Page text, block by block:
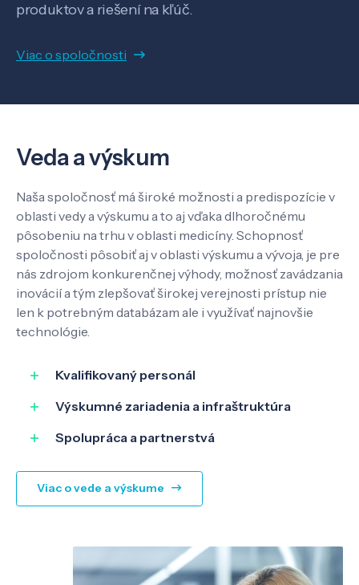
produktov a riešení na kľúč.
Viac o spoločnosti
Veda a výskum
Naša spoločnosť má široké možnosti a predispozície v
oblasti vedy a výskumu a to aj vďaka dlhoročnému
pôsobeniu na trhu v oblasti medicíny. Schopnosť
spoločnosti pôsobiť aj v oblasti výskumu a vývoja, je pre
nás zdrojom konkurenčnej výhody, možnosť zavádzania
inovácií a tým zlepšovať širokej verejnosti prístup nie
len k potrebným databázam ale i využívať najnovšie
technológie.
Kvalifikovaný personál
Výskumné zariadenia a infraštruktúra
Spolupráca a partnerstvá
Viac o vede a výskume